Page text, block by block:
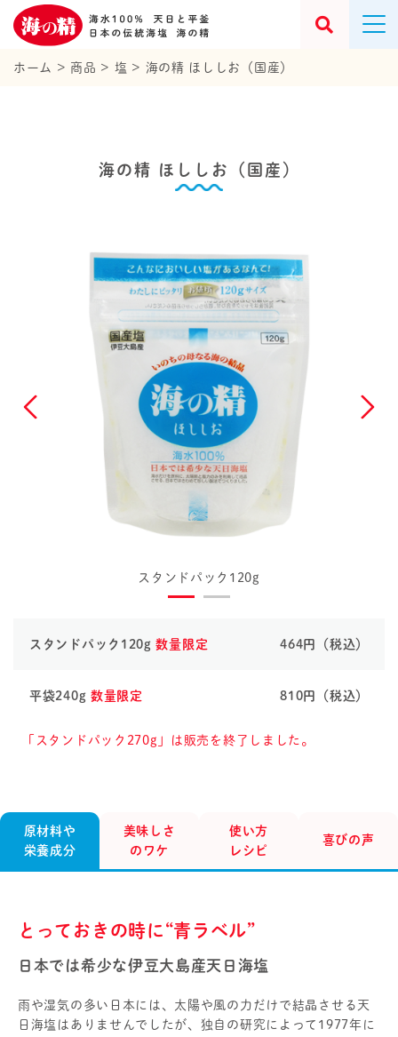
ホーム > 商品 > 塩 > 海の精 ほししお（国産）
海の精 ほししお（国産）
スタンドパック120g
スタンドパック120g数量限定 464円（税込）
平袋240g 数量限定 810円（税込）
「スタンドパック270g」は販売を終了しました。
原材料や
栄養成分
美味しさ
のワケ
使い方
レシピ
喜びの声
とっておきの時に“青ラベル”
日本では希少な伊豆大島産天日海塩
雨や湿気の多い日本には、太陽や風の力だけで結晶させる天
日海塩はありませんでしたが、独自の研究によって1977年に